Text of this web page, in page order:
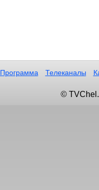
Программа Телеканалы
©